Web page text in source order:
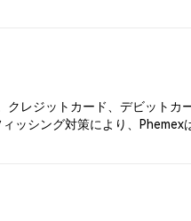
レジットカード、デビット
ッシング対策により、